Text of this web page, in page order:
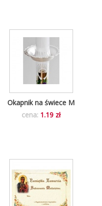
Okapnik na świece M
cena: 1.19 zł